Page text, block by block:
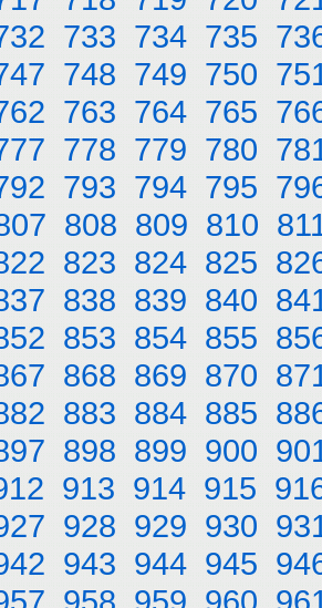
733 734 735
748 749 750
763 764 765
778 779 780
793 794 795
808 809 810
823 824 825
838 839 840
853 854 855
868 869 870
883 884 885
898 899 900
913 914 915
928 929 930
943 944 945